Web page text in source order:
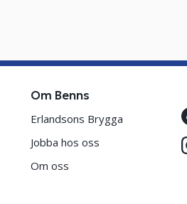
Om Benns
Erlandsons Brygga
Jobba hos oss
Om oss